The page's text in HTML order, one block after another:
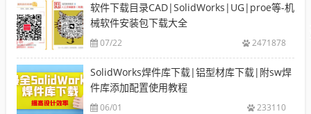
软件下载目录CAD|SolidWorks|UG|proe等-机
械软件安装包下载大全
07/22 2471878
SolidWorks焊件库下载|铝型材库下载|附sw焊
件库添加配置使用教程
06/01 233110